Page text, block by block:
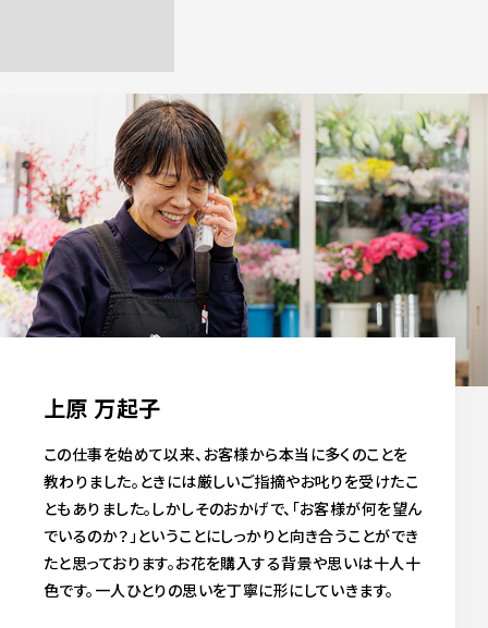
上原 万起子
この仕事を始めて以来、お客様から本当に多くのことを
教わりました。ときには厳しいご指摘やお叱りを受けたこ
ともありました。しかしそのおかげで、「お客様が何を望ん
でいるのか？」ということにしっかりと向き合うことができ
たと思っております。お花を購入する背景や思いは十人十
色です。一人ひとりの思いを丁寧に形にしていきます。